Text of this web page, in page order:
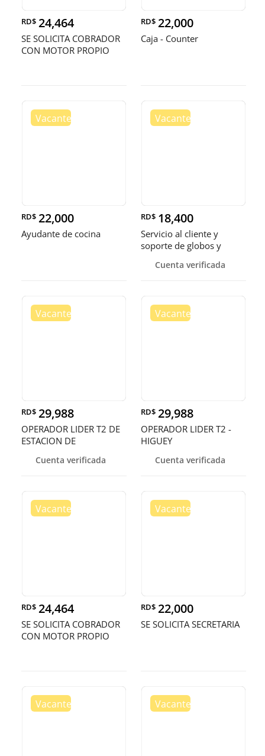
RD$ 24,464
SE SOLICITA COBRADOR
CON MOTOR PROPIO
RD$ 22,000
Caja - Counter
RD$ 22,000
Ayudante de cocina
RD$ 18,400
Servicio al cliente y
soporte de globos y
Cuenta verificada
RD$ 29,988
OPERADOR LIDER T2 DE
ESTACION DE
Cuenta verificada
RD$ 29,988
OPERADOR LIDER T2 -
HIGUEY
Cuenta verificada
RD$ 24,464
SE SOLICITA COBRADOR
CON MOTOR PROPIO
RD$ 22,000
SE SOLICITA SECRETARIA